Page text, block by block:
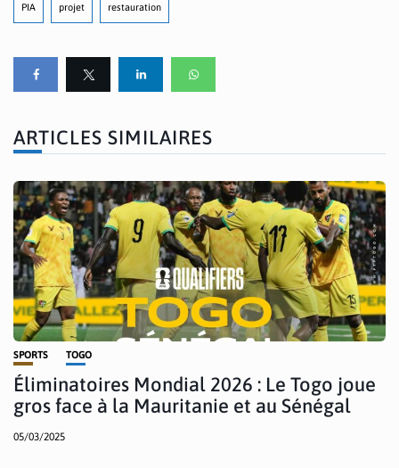
PIA projet restauration
ARTICLES SIMILAIRES
SPORTS TOGO
Éliminatoires Mondial 2026 : Le Togo joue
gros face à la Mauritanie et au Sénégal
05/03/2025